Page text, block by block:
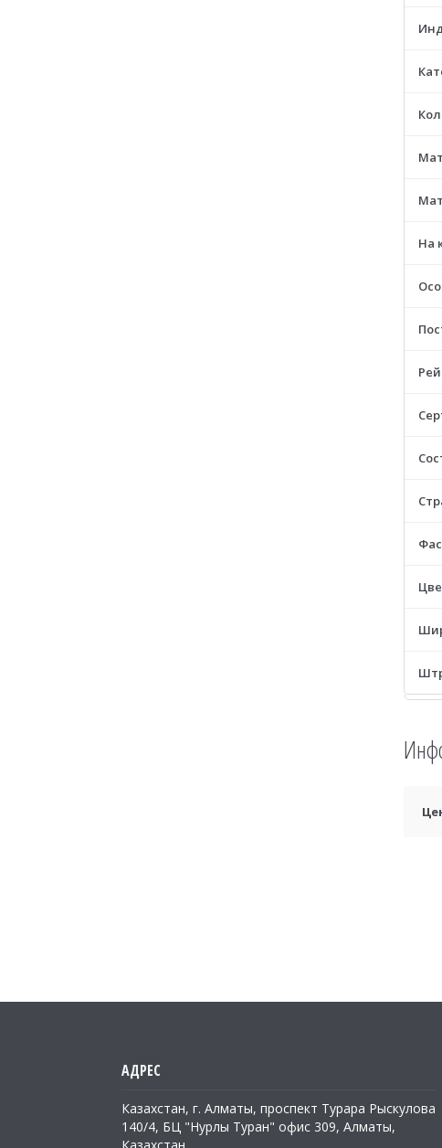
На
Казахстан, г. Алматы, проспект Турара Рыскулова
140/4, БЦ "Нурлы Туран" офис 309, Алматы,